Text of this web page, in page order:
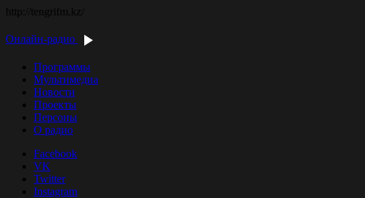
http://tengrifm.kz/
Онлайн-радио
Программы
Мультимедиа
Новости
Проекты
Персоны
О радио
Facebook
VK
Twitter
Instagram